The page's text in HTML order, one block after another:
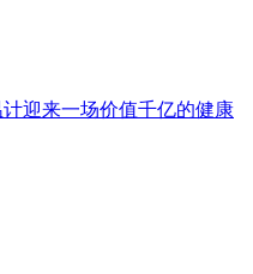
迎来一场价值千亿的健康